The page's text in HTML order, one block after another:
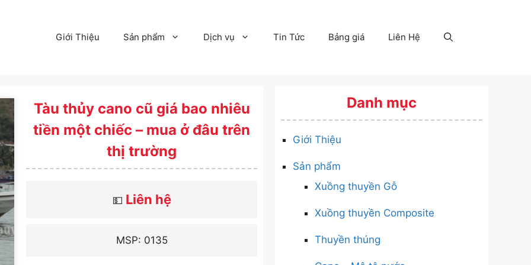
Giới Thiệu Sản phẩm Dịch vụ Tin Tức Bảng giá Liên Hệ
Tàu thủy cano cũ giá bao nhiêu
tiền một chiếc – mua ở đâu trên
thị trường
💵 Liên hệ
MSP: 0135
Danh mục
Giới Thiệu
Sản phẩm
Xuồng thuyền Gỗ
Xuồng thuyền Composite
Thuyền thúng